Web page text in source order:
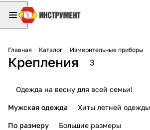
Главная Каталог Измерительные приборы
Крепления 3
Одежда на весну для всей семьи!
Мужская одежда Хиты летней одежды
По размеру Большие размеры